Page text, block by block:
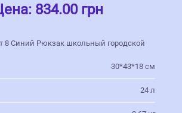
834.00 грн
8 Синий Рюкзак школьный городской
30*43*18 см
24 л